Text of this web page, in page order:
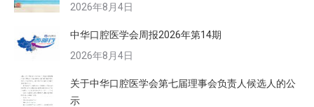
2026年8月4日
中华口腔医学会周报2026年第14期
2026年8月4日
关于中华口腔医学会第七届理事会负责人候选人的公
示